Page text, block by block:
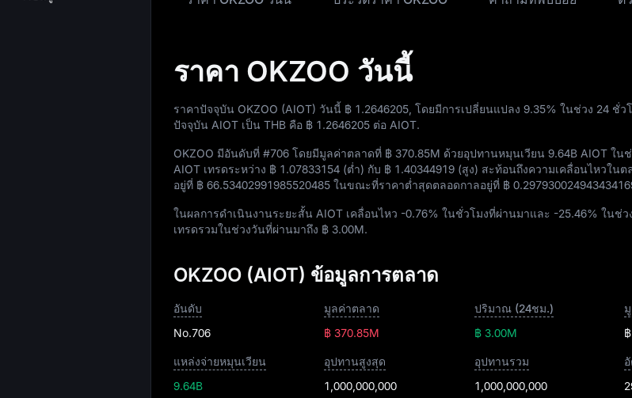
ราคา OKZOO วันนี้
ราคาปัจจุบัน OKZOO (AIOT) วันนี้ ฿ 1.2646205 , โดยมีการเปลี่ยนแปลง 9.35% ในช่วง 24 ชั่ว
ปัจจุบัน AIOT เป็น THB คือ ฿ 1.2646205 ต่อ AIOT.
OKZOO มีอันดับที่ #706 โดยมีมูลค่าตลาดที่ ฿ 370.85M ด้วยอุปทานหมุนเวียน 9.64B AIOT ใน
AIOT เทรดระหว่าง ฿ 1.07833154 (ต่ำ) กับ ฿ 1.40344919 (สูง) สะท้อนถึงความเคลื่อนไหวใน
อยู่ที่ ฿ 66.53402991985520485 ในขณะที่ราคาต่ำสุดตลอดกาลอยู่ที่ ฿
ในผลการดำเนินงานระยะสั้น AIOT เคลื่อนไหว -0.76% ในชั่วโมงที่ผ่านมาและ -25.46% ในช่ว
เทรดรวมในช่วงวันที่ผ่านมาถึง ฿ 3.00M.
OKZOO (AIOT) ข้อมูลการตลาด
อันดับ
No.706
มูลค่าตลาด
฿ 370.85M
ปริมาณ (24ชม.)
฿ 3.00M
แหล่งจ่ายหมุนเวียน
9.64B
อุปทานสูงสุด
1,000,000,000
อุปทานรวม
1,000,000,000